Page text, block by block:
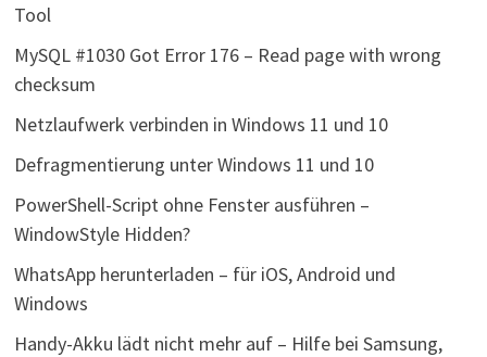
Tool
MySQL #1030 Got Error 176 – Read page with wrong
checksum
Netzlaufwerk verbinden in Windows 11 und 10
Defragmentierung unter Windows 11 und 10
PowerShell-Script ohne Fenster ausführen –
WindowStyle Hidden?
WhatsApp herunterladen – für iOS, Android und
Windows
Handy-Akku lädt nicht mehr auf – Hilfe bei Samsung,